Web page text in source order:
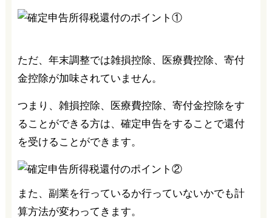
ただ、年末調整では雑損控除、医療費控除、寄付
金控除が加味されていません。
つまり、雑損控除、医療費控除、寄付金控除をす
ることができる方は、確定申告をすることで還付
を受けることができます。
また、副業を行っているか行っていないかでも計
算方法が変わってきます。